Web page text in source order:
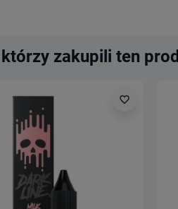
zakupili ten
favorite_border